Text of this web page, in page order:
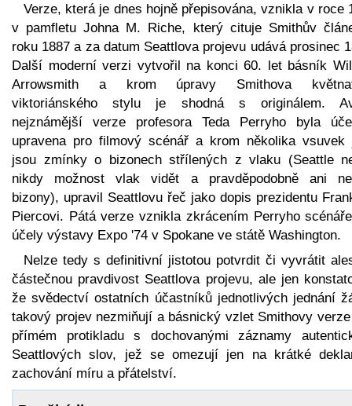
Verze, která je dnes hojně přepisována, vznikla v roce
v pamfletu Johna M. Riche, který cituje Smithův
roku 1887 a za datum Seattlova projevu udává prosinec
Další moderní verzi vytvořil na konci 60. let básník
Arrowsmith a krom úpravy Smithova
viktoriánského stylu je shodná s originálem.
nejznámější verze profesora Teda Perryho byla
upravena pro filmový scénář a krom několika vsuvek
jsou zmínky o bizonech střílených z vlaku (Seattle
nikdy možnost vlak vidět a pravděpodobně ani
bizony), upravil Seattlovu řeč jako dopis prezidentu
Piercovi. Pátá verze vznikla zkrácením Perryho
účely výstavy Expo '74 v Spokane ve státě Washington.
Nelze tedy s definitivní jistotou potvrdit či vyvrátit
částečnou pravdivost Seattlova projevu, ale jen
že svědectví ostatních účastníků jednotlivých jednání
takový projev nezmiňují a básnický vzlet Smithovy
přímém protikladu s dochovanými záznamy
Seattlových slov, jež se omezují jen na krátké
zachování míru a přátelství.